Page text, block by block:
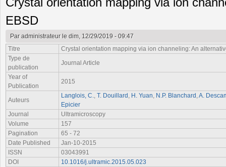
EBSD
Paradministrateurle dim, 12/29/2019 - 09:47
Titre
Crystal orientation mapping via ion channeling: An
Type de
publication
Journal Article
Year of
Publication
2015
Auteurs
Langlois, C. T. Douillard H. Yuan N.P. Blanchard A.
Epicier
Journal
Ultramicroscopy
Volume
157
Pagination
65 - 72
Date Published
Jan-10-2015
ISSN
03043991
DOI
10.1016/j.ultramic.2015.05.023